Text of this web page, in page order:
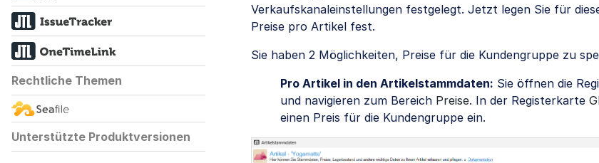
Rechtliche Themen
Unterstützte Produktversionen
Verkaufskanaleinstellungen festgelegt. Jetzt legen Sie für
Preise pro Artikel fest.
Sie haben 2 Möglichkeiten, Preise für die Kundengruppe zu
Pro Artikel in den Artikelstammdaten: Sie öffnen die
und navigieren zum Bereich Preise. In der Registerkarte
einen Preis für die Kundengruppe ein.